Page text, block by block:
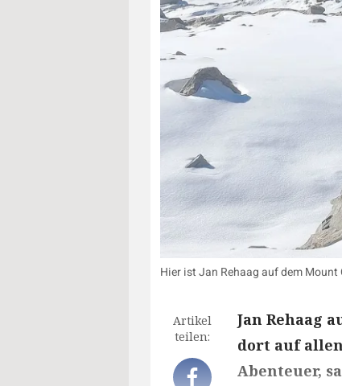
Hier ist Jan Rehaag auf dem
Artikel
teilen:
Jan Rehaag
dort auf
Abenteuer,